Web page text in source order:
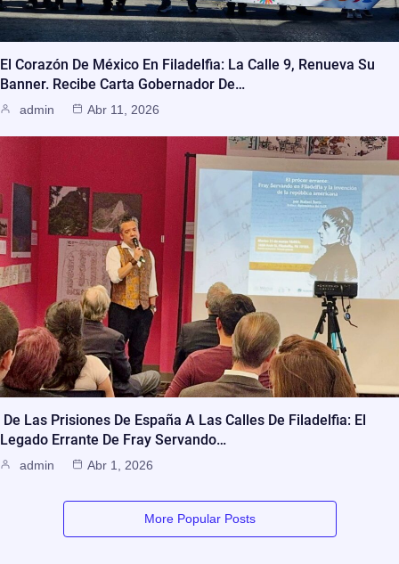
El Corazón De México En Filadelfia: La Calle 9, Renueva Su
Banner. Recibe Carta Gobernador De…
admin Abr 11, 2026
De Las Prisiones De España A Las Calles De Filadelfia: El
Legado Errante De Fray Servando…
admin Abr 1, 2026
More Popular Posts